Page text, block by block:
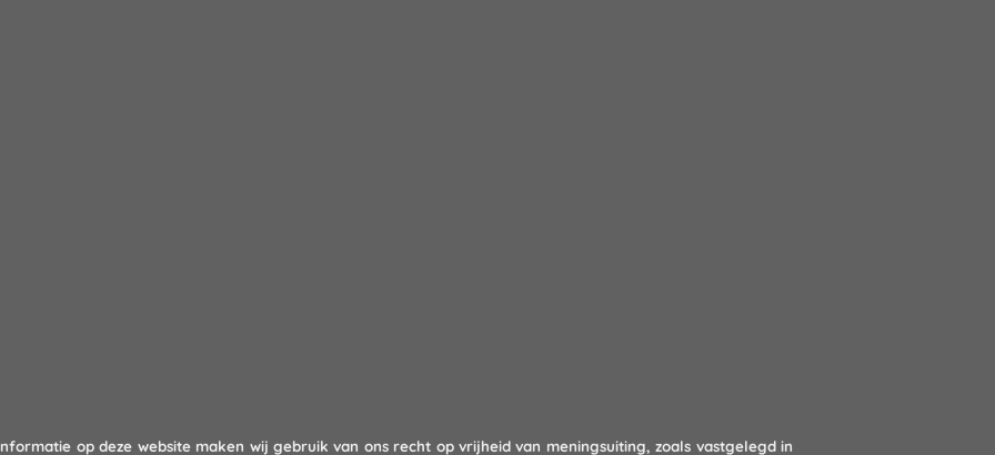
op deze website maken wij gebruik van ons recht op vrijheid van meningsuiting, zoals vastgelegd in